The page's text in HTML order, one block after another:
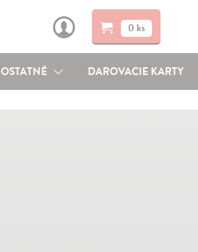
0 ks
OSTATNÉ DAROVACIE KARTY